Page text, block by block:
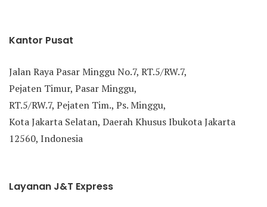
Kantor Pusat
Jalan Raya Pasar Minggu No.7, RT.5/RW.7,
Pejaten Timur, Pasar Minggu,
RT.5/RW.7, Pejaten Tim., Ps. Minggu,
Kota Jakarta Selatan, Daerah Khusus Ibukota Jakarta
12560, Indonesia
Layanan J&T Express